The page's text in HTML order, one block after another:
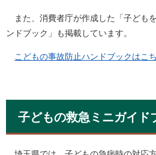
また、消費者庁が作成した「子ども
ンドブック」も掲載しています。
こどもの事故防止ハンドブックはこ
子どもの救急ミニガイド